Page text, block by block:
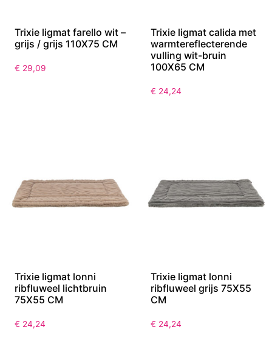
Trixie ligmat farello wit –
grijs / grijs 110X75 CM
€ 29,09
Trixie ligmat calida met
warmtereflecterende
vulling wit-bruin
100X65 CM
€ 24,24
Trixie ligmat lonni
ribfluweel lichtbruin
75X55 CM
€ 24,24
Trixie ligmat lonni
ribfluweel grijs 75X55
CM
€ 24,24